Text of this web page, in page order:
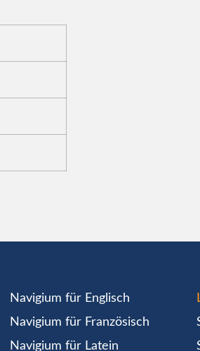
Navigium für Englisch
Navigium für Französisch
Navigium für Latein